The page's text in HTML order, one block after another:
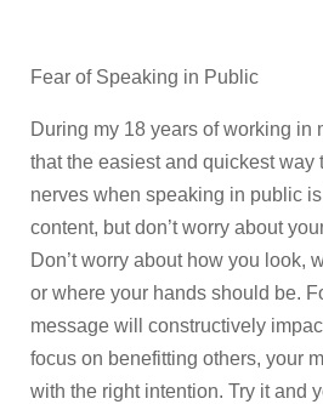
Fear of Speaking in Public
During my 18 years of working in
that the easiest and quickest way
nerves when speaking in public
content, but don’t worry about
Don’t worry about how you look,
or where your hands should be.
message will constructively
focus on benefitting others, your
with the right intention. Try it and